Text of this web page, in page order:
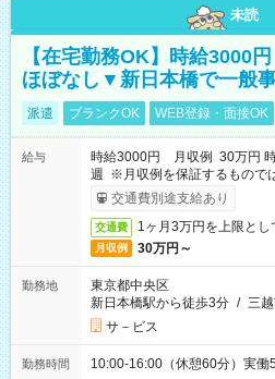
未読
【在宅勤務OK】時給3000
ほぼなし▼新日本橋で一般
派遣 ブランクOK WEB登録・面接OK
給与
時給3000円 月収例 30万円
週 ※月収例を保証するもので
ービス利用可（利用条件有）
交通費別途支給あり
交通費 1ヶ月3万円を上限とし
月収例 30万円～
勤務地
東京都中央区
新日本橋駅から徒歩3分 / 三
サ－ビス
勤務時間 10:00-16:00（休憩60分）実働